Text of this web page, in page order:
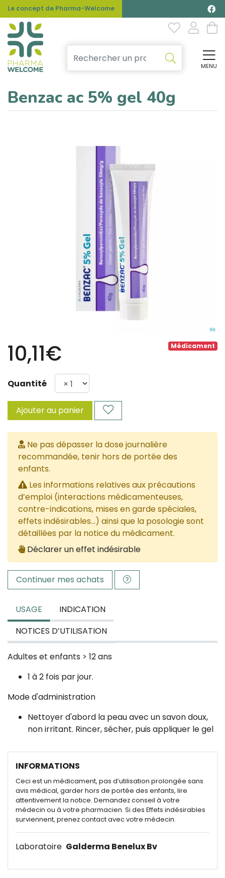
Le concept de Pharma-Welcome
MENU
Benzac ac 5% gel 40g
Médicament
10,11€
Quantité
Ajouter au panier
Ne pas dépasser la dose journalière
recommandée, tenir hors de portée des
enfants.
Les informations relatives aux précautions
d’emploi (interactions médicamenteuses,
contre-indications, mises en garde spéciales,
effets indésirables...) ainsi que la posologie sont
détaillées par la notice du médicament.
Déclarer un effet indésirable
Continuer mes achats
USAGE
INDICATION
NOTICES D’UTILISATION
Adultes et enfants > 12 ans
1 à 2 fois par jour.
Mode d'administration
Nettoyer d'abord la peau avec un savon doux,
non irritant. Rincer, sécher, puis appliquer le gel
INFORMATIONS
Ceci est un médicament, pas d’utilisation prolongée sans
avis médical, garder hors de portée des enfants, lire
attentivement la notice. Demandez conseil à votre
médecin ou à votre pharmacien. Si des Effets indésirables
surviennent, prenez contact avec votre médecin.
Laboratoire Galderma Benelux Bv